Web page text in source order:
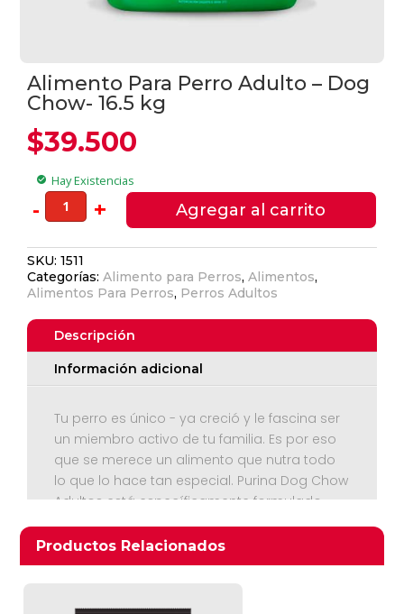
Ver Carrito
Seguir Comprando
Alimento Para Perro Adulto – Dog
Chow- 16.5 kg
$39.500
check_circle Hay Existencias
- Alimento
Para
Adulto
-
Chow-
16.5
kg
cantidad
+ Agregar al carrito
SKU:1511
Categorías:Alimento para Perros,Alimentos,
Alimentos Para Perros, Perros Adultos
Descripción
Información adicional
Tu perro es único - ya creció y le fascina ser
un miembro activo de tu familia. Es por eso
que se merece un alimento que nutra todo
lo que lo hace tan especial. Purina Dog Chow
Adultos está específicamente formulado
que lo ayudarán a tener salud y vitalidad por
muchos más años.
Productos Relacionados
Productos relacionados